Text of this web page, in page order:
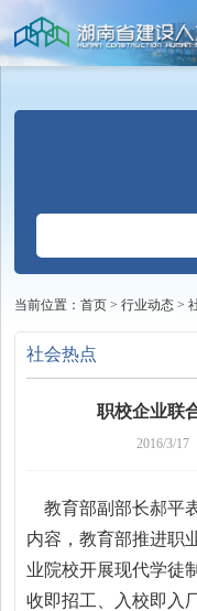
当前位置：首页 >行业动态 >
社会热点
职校企业联
2016/3/17
教育部副部长郝平
内容，教育部推进职
业院校开展现代学徒
收即招工、入校即入